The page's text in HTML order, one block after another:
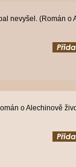
nevyšel. (Román o
o Alechinově